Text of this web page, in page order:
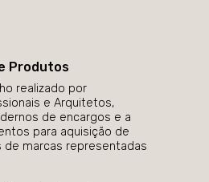
Produtos
realizado por
e Arquitetos,
de encargos e a
para aquisição de
marcas representadas